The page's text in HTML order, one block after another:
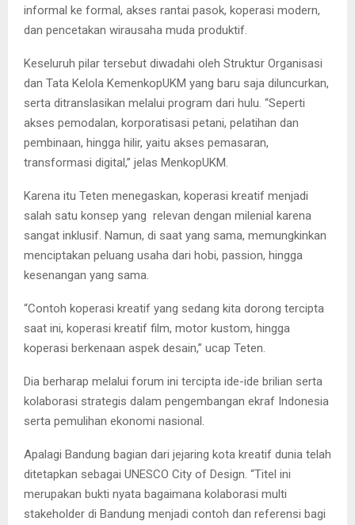
informal ke formal, akses rantai pasok, koperasi modern,
dan pencetakan wirausaha muda produktif.
Keseluruh pilar tersebut diwadahi oleh Struktur Organisasi
dan Tata Kelola KemenkopUKM yang baru saja diluncurkan,
serta ditranslasikan melalui program dari hulu. “Seperti
akses pemodalan, korporatisasi petani, pelatihan dan
pembinaan, hingga hilir, yaitu akses pemasaran,
transformasi digital,” jelas MenkopUKM.
Karena itu Teten menegaskan, koperasi kreatif menjadi
salah satu konsep yang relevan dengan milenial karena
sangat inklusif. Namun, di saat yang sama, memungkinkan
menciptakan peluang usaha dari hobi, passion, hingga
kesenangan yang sama.
“Contoh koperasi kreatif yang sedang kita dorong tercipta
saat ini, koperasi kreatif film, motor kustom, hingga
koperasi berkenaan aspek desain,” ucap Teten.
Dia berharap melalui forum ini tercipta ide-ide brilian serta
kolaborasi strategis dalam pengembangan ekraf Indonesia
serta pemulihan ekonomi nasional.
Apalagi Bandung bagian dari jejaring kota kreatif dunia telah
ditetapkan sebagai UNESCO City of Design. “Titel ini
merupakan bukti nyata bagaimana kolaborasi multi
stakeholder di Bandung menjadi contoh dan referensi bagi